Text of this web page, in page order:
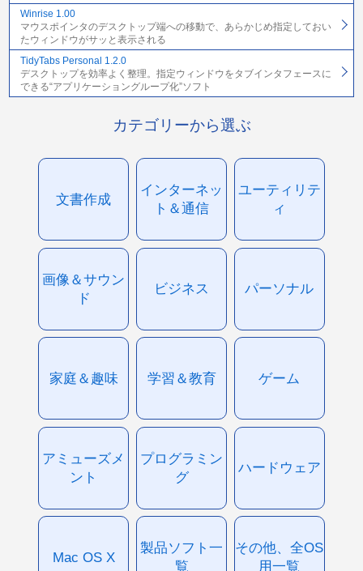
Winrise 1.00
マウスポインタのデスクトップ端への移動で、あらかじめ指定しておい
たウィンドウがサッと表示される
TidyTabs Personal 1.2.0
デスクトップを効率よく整理。指定ウィンドウをタブインタフェースに
できる“アプリケーショングループ化”ソフト
カテゴリーから選ぶ
文書作成
インターネッ
ト＆通信
ユーティリテ
ィ
画像＆サウン
ド
ビジネス パーソナル
家庭＆趣味 学習＆教育 ゲーム
アミューズメ
ント
プログラミン
グ
ハードウェア
Mac OS X
製品ソフト一
覧
その他、全OS
用一覧